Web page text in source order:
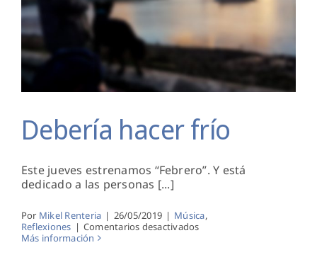
Debería hacer frío
Debería hacer frío
Este jueves estrenamos “Febrero”. Y está
dedicado a las personas [...]
Por Mikel Renteria | 26/05/2019 | Música,
Reflexiones | Comentarios desactivadosen
Más información